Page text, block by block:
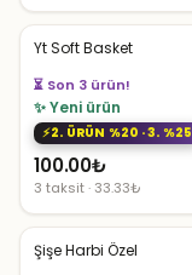
Yt Soft Basket
👀 94 kişi izliyor
✨ Yeni ürün
2. ÜRÜN %20 · 3. %25
100.00₺
3 taksit · 33.33₺
Şişe Harbi Özel